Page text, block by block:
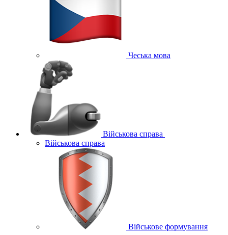
Чеська мова
Військова справа
Військова справа
Військове формування